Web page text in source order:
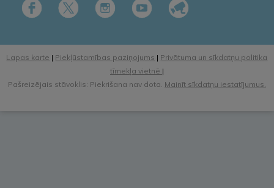
Lapas karte | Piekļūstamības paziņojums | Privātuma un sīkdatņu politika
tīmekļa vietnē |
Pašreizējais stāvoklis: Piekrišana nav dota. Mainīt sīkdatņu iestatījumus.